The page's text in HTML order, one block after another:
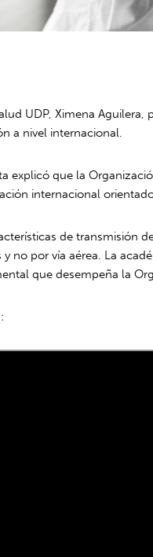
UDP, Ximena
a nivel internacional.
explicó que la
internacional
de transmisión
no por vía aérea. La
que desempeña la